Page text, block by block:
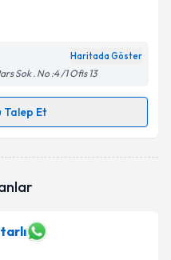
Haritada Göster
Sok . No :4 /1 Ofis 13
Talep Et
randevu almanız için bir